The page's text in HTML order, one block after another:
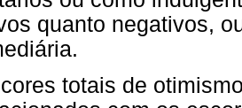
quanto negativos,
totais de